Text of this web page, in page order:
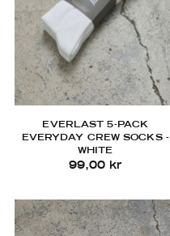
EVERLAST 5-PACK
EVERYDAY CREW SOCKS -
WHITE
99,00 kr